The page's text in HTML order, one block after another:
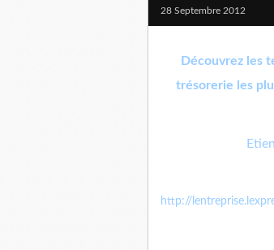
28 Septembre 2012
Découvrez les
trésorerie les
http://